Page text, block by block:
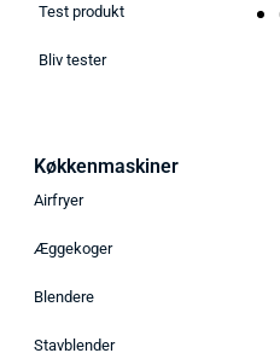
Test produkt
Bliv tester
Køkkenmaskiner
Airfryer
Æggekoger
Blendere
Stavblender